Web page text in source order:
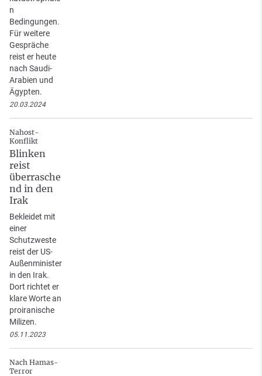
n
Bedingungen.
Für weitere
Gespräche
reist er heute
nach Saudi-
Arabien und
Ägypten.
20.03.2024
Nahost-
Konflikt
Blinken
reist
überrasche
nd in den
Irak
Bekleidet mit
einer
Schutzweste
reist der US-
Außenminister
in den Irak.
Dort richtet er
klare Worte an
proiranische
Milizen.
05.11.2023
Nach Hamas-
Terror